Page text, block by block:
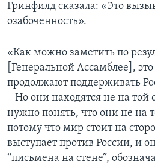
Гринфилд сказала: «Это
озабоченность».
«Как можно заметить по
[Генеральной Ассамблее],
продолжают поддерживать
– Но они находятся не на
нужно понять, что они не на
потому что мир стоит на
выступает против России, и
“письмена на стене”,